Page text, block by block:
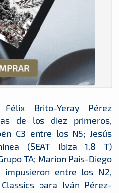
Brito-Yeray Pérez
de los diez primeros,
C3 entre los N5; Jesús
(SEAT Ibiza 1.8 T)
TA; Marion Pais-Diego
impusieron entre los N2,
para Iván Pérez-